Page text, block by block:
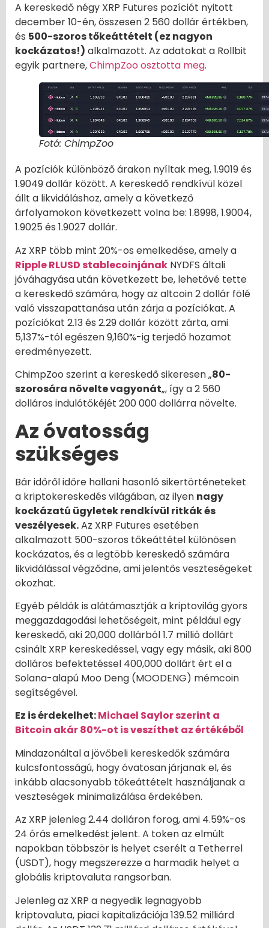
A kereskedő négy XRP Futures pozíciót nyitott
december 10-én, összesen 2 560 dollár értékben,
és 500-szoros tőkeáttételt (ez nagyon
kockázatos!) alkalmazott. Az adatokat a Rollbit
egyik partnere,ChimpZoo osztotta meg.
Fotó: ChimpZoo
A pozíciók különböző árakon nyíltak meg, 1.9019 és
1.9049 dollár között. A kereskedő rendkívül közel
állt a likvidáláshoz, amely a következő
árfolyamokon következett volna be: 1.8998, 1.9004,
1.9025 és 1.9027 dollár.
Az XRP több mint 20%-os emelkedése, amely a
Ripple RLUSD stablecoinjának NYDFS általi
jóváhagyása után következett be, lehetővé tette
a kereskedő számára, hogy az altcoin 2 dollár fölé
való visszapattanása után zárja a pozíciókat. A
pozíciókat 2.13 és 2.29 dollár között zárta, ami
5,137%-tól egészen 9,160%-ig terjedő hozamot
eredményezett.
ChimpZoo szerint a kereskedő sikeresen „80-
szorosára növelte vagyonát„, így a 2 560
dolláros indulótőkéjét 200 000 dollárra növelte.
Az óvatosság
szükséges
Bár időről időre hallani hasonló sikertörténeteket
a kriptokereskedés világában, az ilyen nagy
kockázatú ügyletek rendkívül ritkák és
veszélyesek.Az XRP Futures esetében
alkalmazott 500-szoros tőkeáttétel különösen
kockázatos, és a legtöbb kereskedő számára
likvidálással végződne, ami jelentős veszteségeket
okozhat.
Egyéb példák is alátámasztják a kriptovilág gyors
meggazdagodási lehetőségeit, mint például egy
kereskedő, aki 20,000 dollárból 1.7 millió dollárt
csinált XRP kereskedéssel, vagy egy másik, aki 800
dolláros befektetéssel 400,000 dollárt ért el a
Solana-alapú Moo Deng (MOODENG) mémcoin
segítségével.
Ez is érdekelhet:Michael Saylor szerint a
Bitcoin akár 80%-ot is veszíthet az értékéből
Mindazonáltal a jövőbeli kereskedők számára
kulcsfontosságú, hogy óvatosan járjanak el, és
inkább alacsonyabb tőkeáttételt használjanak a
veszteségek minimalizálása érdekében.
Az XRP jelenleg 2.44 dolláron forog, ami 4.59%-os
24 órás emelkedést jelent. A token az elmúlt
napokban többször is helyet cserélt a Tetherrel
(USDT), hogy megszerezze a harmadik helyet a
globális kriptovaluta rangsorban.
Jelenleg az XRP a negyedik legnagyobb
kriptovaluta, piaci kapitalizációja 139.52 milliárd